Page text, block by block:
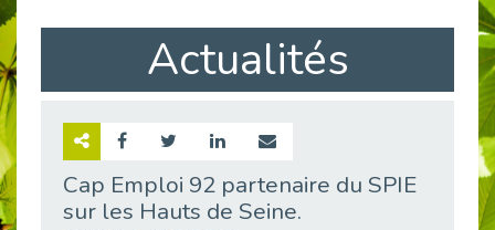
Aborder l'entretien et la situation de handicap en toute confiance
Publié le 09/06/2026
Retour sur l’atelier « Optimiser sa recherche d’emploi »
Actualités
Cap Emploi 92 partenaire du SPIE
sur les Hauts de Seine.